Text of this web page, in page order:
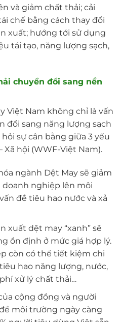
và giảm chất thải; cải
chế bằng cách thay đổi
xuất; hướng tới sử dụng
tái tạo, năng lượng sạch,
chuyển đổi sang nền
Việt Nam không chỉ là vấn
đổi sang năng lượng sạch
sự cân bằng giữa 3 yếu
Xã hội (WWF-Việt Nam).
ngành Dệt May sẽ giảm
nghiệp lên môi
đề tiêu hao nước và xả
xuất dệt may “xanh” sẽ
ổn định ở mức giá hợp lý.
còn có thể tiết kiệm chi
hao năng lượng, nước,
xử lý chất thải…
cộng đồng và người
môi trường ngày càng